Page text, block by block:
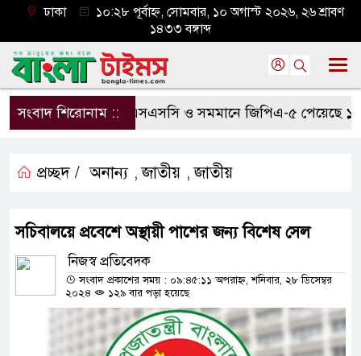
ঢাকা
১০:২৮ পূর্বাহ্ন, সোমবার, ১০ অগাস্ট ২০২৬, ২৬ শ্রাবণ
১৪৩৩ বঙ্গাব্দ
সংবাদ শিরোনাম ::এসএসসি ও সমমানে জিপিএ-৫ পেয়েছে ১
প্রচ্ছদ / অনান্য ,জাতীয় ,জাতীয়
সচিবালয়ে প্রবেশে অস্থায়ী পাশের জন্য বিশেষ সেল
নিজস্ব প্রতিবেদক
সংবাদ প্রকাশের সময় : ০৯:৪৫:১১ অপরাহ্ন, শনিবার, ২৮ ডিসেম্বর
২০২৪
১২৯ বার পড়া হয়েছে